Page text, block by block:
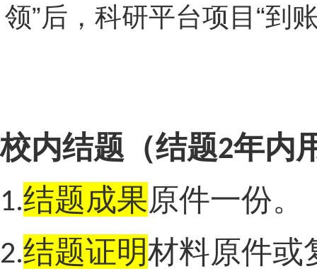
领”后，科研平台项目“到
校内结题（结题2年内
1.结题成果原件一份。
2.结题证明材料原件或